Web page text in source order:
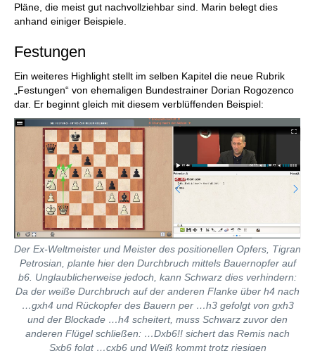
Pläne, die meist gut nachvollziehbar sind. Marin belegt dies
anhand einiger Beispiele.
Festungen
Ein weiteres Highlight stellt im selben Kapitel die neue Rubrik
„Festungen“ von ehemaligen Bundestrainer Dorian Rogozenco
dar. Er beginnt gleich mit diesem verblüffenden Beispiel:
Der Ex-Weltmeister und Meister des positionellen Opfers, Tigran
Petrosian, plante hier den Durchbruch mittels Bauernopfer auf
b6. Unglaublicherweise jedoch, kann Schwarz dies verhindern:
Da der weiße Durchbruch auf der anderen Flanke über h4 nach
…gxh4 und Rückopfer des Bauern per …h3 gefolgt von gxh3
und der Blockade …h4 scheitert, muss Schwarz zuvor den
anderen Flügel schließen: …Dxb6!! sichert das Remis nach
Sxb6 folgt …cxb6 und Weiß kommt trotz riesigen